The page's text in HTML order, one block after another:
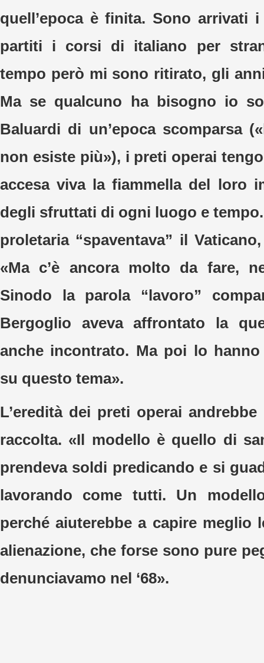
quell’epoca è finita. Sono arrivati
partiti i corsi di italiano per
tempo però mi sono ritirato, gli
Ma se qualcuno ha bisogno io
Baluardi di un’epoca scomparsa
non esiste più»), i preti operai
accesa viva la fiammella del loro
degli sfruttati di ogni luogo e
proletaria “spaventava” il
«Ma c’è ancora molto da fare,
Sinodo la parola “lavoro”
Bergoglio aveva affrontato la
anche incontrato. Ma poi lo
su questo tema».
L’eredità dei preti operai
raccolta. «Il modello è quello di
prendeva soldi predicando e si
lavorando come tutti. Un
perché aiuterebbe a capire meglio
alienazione, che forse sono pure
denunciavamo nel ‘68».